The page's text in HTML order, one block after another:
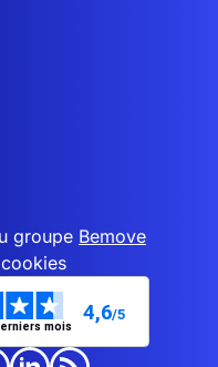
groupe Bemove
mois
4,6/5